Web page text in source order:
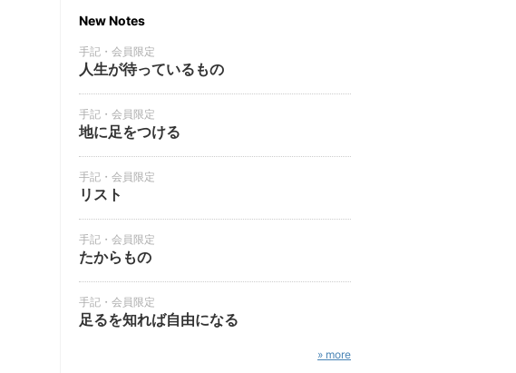
New Notes
手記・会員限定
人生が待っているもの
手記・会員限定
地に足をつける
手記・会員限定
リスト
手記・会員限定
たからもの
手記・会員限定
足るを知れば自由になる
» more